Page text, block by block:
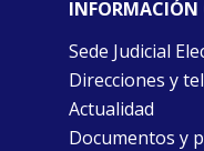
INFORMACIÓN
Sede Judicial
Direcciones y
Actualidad
Documentos y